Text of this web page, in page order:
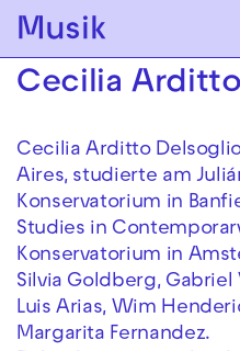
Zur Hauptnavigation
Zum Hauptinhalt
Musik
Cecilia
Cecilia Arditto
Aires, studierte am
Konservatorium in
Studies in
Konservatorium in
Silvia Goldberg, Gabriel
Luis Arias, Wim
Margarita Fernandez.